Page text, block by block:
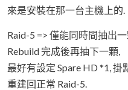
來是安裝在那一台主機上的.
Raid-5 => 僅能同時間抽出
Rebuild 完成後再抽下一顆,
最好有設定 Spare HD *1,
重建回正常 Raid-5.